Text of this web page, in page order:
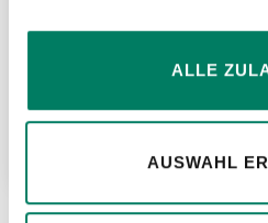
ALLE
AUSWAHL
Hanfseile